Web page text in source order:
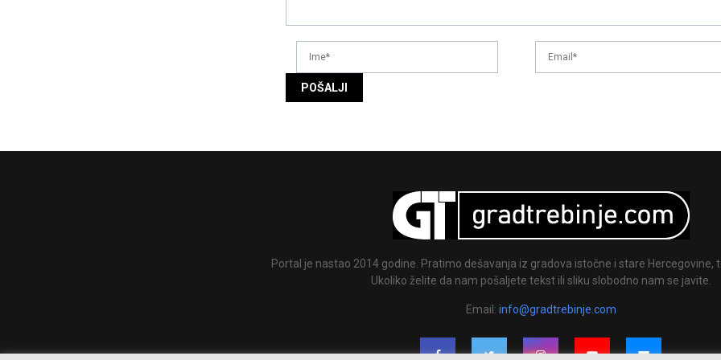
Portal je nastao 2014 godine. Pratimo dešavanja iz gradova istočne i stare Hercegovine,
Ukoliko želite da nam pošaljete tekst ili sliku slobodno nam se javite.
Email: info@gradtrebinje.com